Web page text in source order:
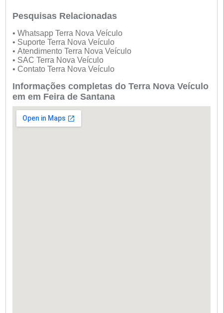
Pesquisas Relacionadas
• Whatsapp Terra Nova Veículo
• Suporte Terra Nova Veículo
• Atendimento Terra Nova Veículo
• SAC Terra Nova Veículo
• Contato Terra Nova Veículo
Informações completas do Terra Nova Veículo
em em Feira de Santana